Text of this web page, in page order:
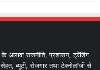
अलावा राजनीति, प्रशासन, ट्रेंडिंग
ब्यूटी, रोजगार तथा टेक्नोलॉजी से